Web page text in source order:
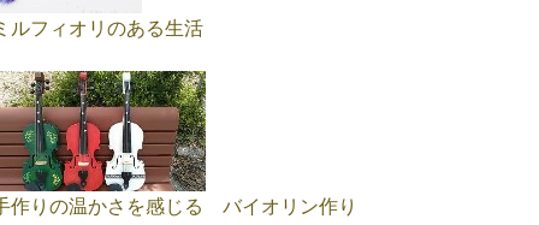
ルフィオリのある生活
作りの温かさを感じる バイオリン作り